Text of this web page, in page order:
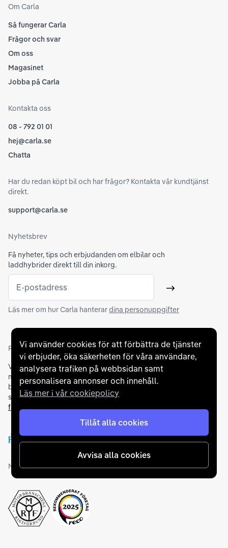
Vi använder cookies för att förbättra de tjänster
vi erbjuder, öka säkerheten för våra användare,
analysera trafiken på webbsidan samt
personalisera annonser och innehåll.
Läs mer i vår cookiepolicy
Tillåt alla cookies
Avvisa alla cookies
Om Carla
Så fungerar Carla
Frågor och svar
Om oss
Magasinet
Jobba på Carla
Kontakta oss
08 - 792 01 01
hej@carla.se
Chatta
Har du redan köpt bil och har frågor? Kontakta vår kundtjänst
direkt.
support@carla.se
Nyhetsbrev
Få nyheter, tips och erbjudanden om elbilar och
laddhybrider direkt till din inkorg.
E-postadress Skicka
Läs mer om hur Carla hanterardina personuppgifter
Partners och betallösningar
Vi samarbetar medflertalet banker för att erbjuda dig bästa
möjliga finansieringslösning och stödjer en rad olika
betalningsmetoder. För att du ska känna dig trygg vid ditt köp
samarbetar vi med Folksam och AutoConcept gällande
försäkringar och garantier.
Medlemskap och utmärkelser